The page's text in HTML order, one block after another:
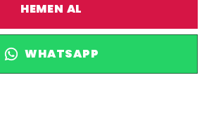
HEMEN AL
WHATSAPP